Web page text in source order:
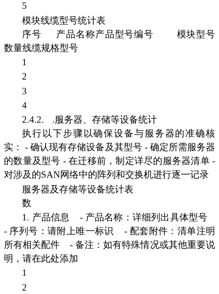
5
模块线缆型号统计表
序号
产品名称产品型号编号
模块型号
数量线缆规格型号
1
2
3
4
2.4.2.
.服务器、存储等设备统计
执行以下步骤以确保设备与服务器的准确核
实： - 确认现有存储设备及其型号 - 确定所需服务器
的数量及型号 - 在迁移前，制定详尽的服务器清单 -
对涉及的SAN网络中的阵列和交换机进行逐一记录
服务器及存储等设备统计表
数
1. 产品信息
- 产品名称：详细列出具体型号
- 序列号：请附上唯一标识
- 配套附件：清单注明
所有相关配件
- 备注：如有特殊情况或其他重要说
明，请在此处添加
1
2